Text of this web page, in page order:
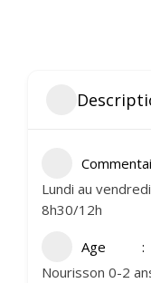
Lundi au
8h30/12h
Age
Nourisson 0-2